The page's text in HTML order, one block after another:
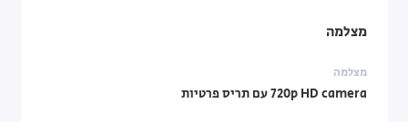
מצלמה
מצלמה
720p HD camera עם תריס פרטיות